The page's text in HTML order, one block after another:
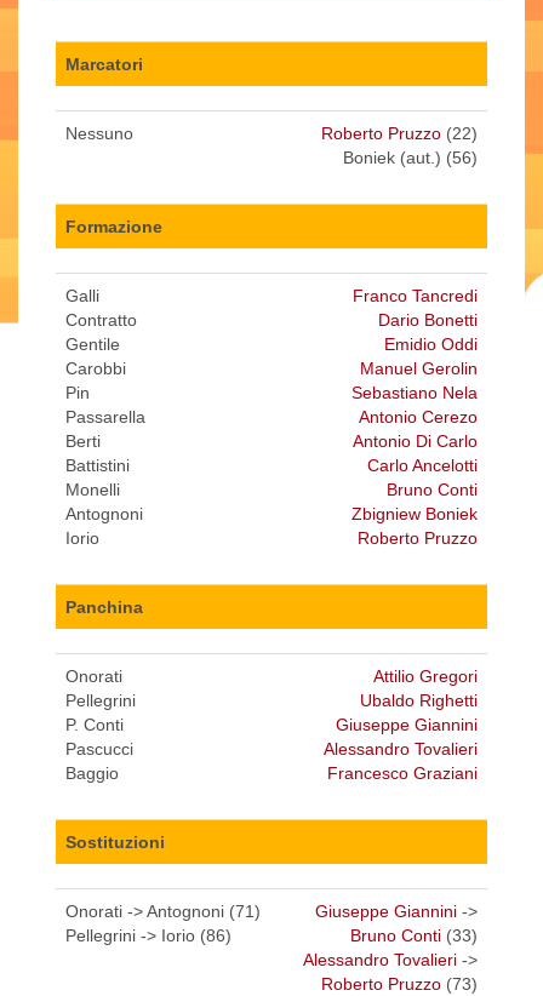
Marcatori
Nessuno Roberto Pruzzo (22)
Boniek (aut.) (56)
Formazione
Galli
Contratto
Gentile
Carobbi
Pin
Passarella
Berti
Battistini
Monelli
Antognoni
Iorio
Franco Tancredi
Dario Bonetti
Emidio Oddi
Manuel Gerolin
Sebastiano Nela
Antonio Cerezo
Antonio Di Carlo
Carlo Ancelotti
Bruno Conti
Zbigniew Boniek
Roberto Pruzzo
Panchina
Onorati
Pellegrini
P. Conti
Pascucci
Baggio
Attilio Gregori
Ubaldo Righetti
Giuseppe Giannini
Alessandro Tovalieri
Francesco Graziani
Sostituzioni
Onorati -> Antognoni (71)
Pellegrini -> Iorio (86)
Giuseppe Giannini ->
Bruno Conti (33)
Alessandro Tovalieri ->
Roberto Pruzzo (73)